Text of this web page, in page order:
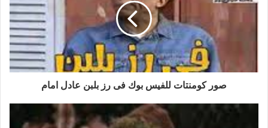
صور كومنتات للفيس بوك فى رز بلبن عادل امام